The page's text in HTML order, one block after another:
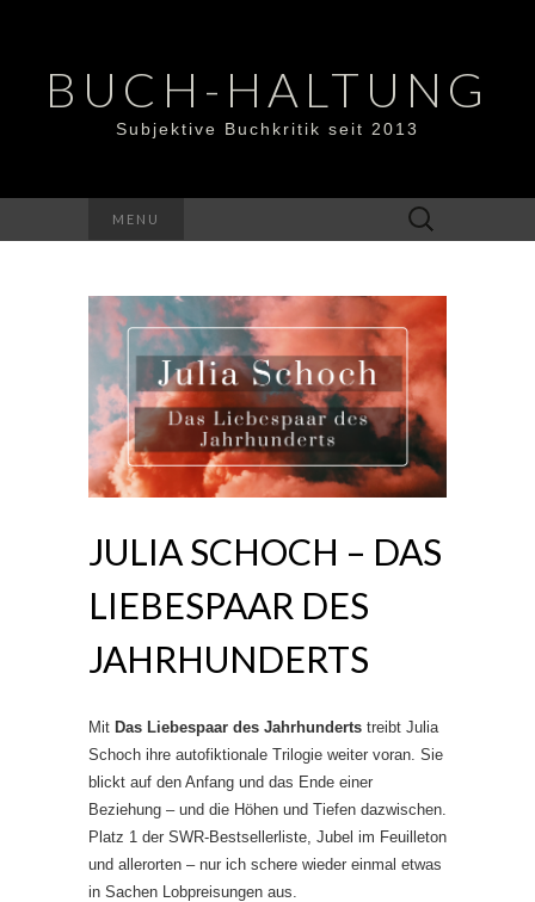
BUCH-HALTUNG
Subjektive Buchkritik seit 2013
MENU
Suchen
nach:
JULIA SCHOCH – DAS
LIEBESPAAR DES
JAHRHUNDERTS
Mit Das Liebespaar des Jahrhunderts treibt Julia
Schoch ihre autofiktionale Trilogie weiter voran. Sie
blickt auf den Anfang und das Ende einer
Beziehung – und die Höhen und Tiefen dazwischen.
Platz 1 der SWR-Bestsellerliste, Jubel im Feuilleton
und allerorten – nur ich schere wieder einmal etwas
in Sachen Lobpreisungen aus.